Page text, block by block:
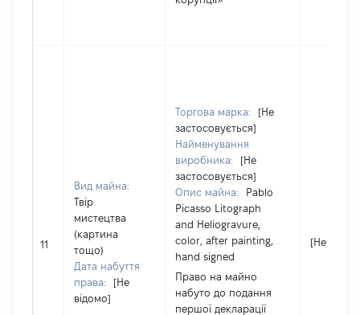
11
Вид майна:
Твір
мистецтва
(картина
тощо)
Дата набуття
права:
[Не
відомо]
Торгова марка:
[Не
застосовується]
Найменування
виробника:
[Не
застосовується]
Опис майна:
Pablo
Picasso Litograph
and Heliogravure,
color, after painting,
hand signed
Право на майно
набуто до подання
першої декларації
[Не